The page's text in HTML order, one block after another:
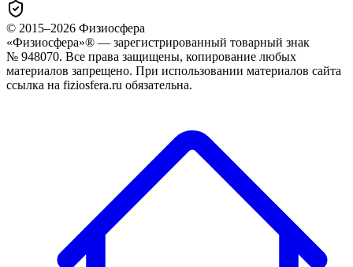
© 2015–2026 Физиосфера
«Физиосфера»® — зарегистрированный товарный знак
№ 948070. Все права защищены, копирование любых
материалов запрещено. При использовании материалов сайта
ссылка на fiziosfera.ru обязательна.